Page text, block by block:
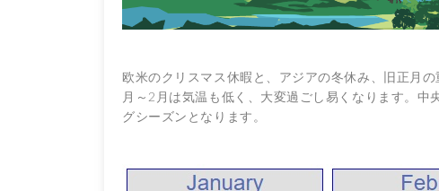
欧米のクリスマス休暇と、アジアの冬休み、旧正月
月～2月は気温も低く、大変過ごし易くなります。
グシーズンとなります。